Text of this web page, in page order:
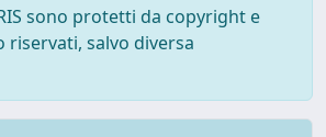
sono protetti da copyright e
salvo diversa